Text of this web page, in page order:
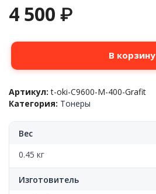
4 500 ₽
Количество
Тонер
C9600/9650/9800/9850
(42918962)
400
фл.
В корзину
Артикул:t-oki-C9600-M-400-Grafit
Категория: Тонеры
Вес
0.45 кг
Изготовитель